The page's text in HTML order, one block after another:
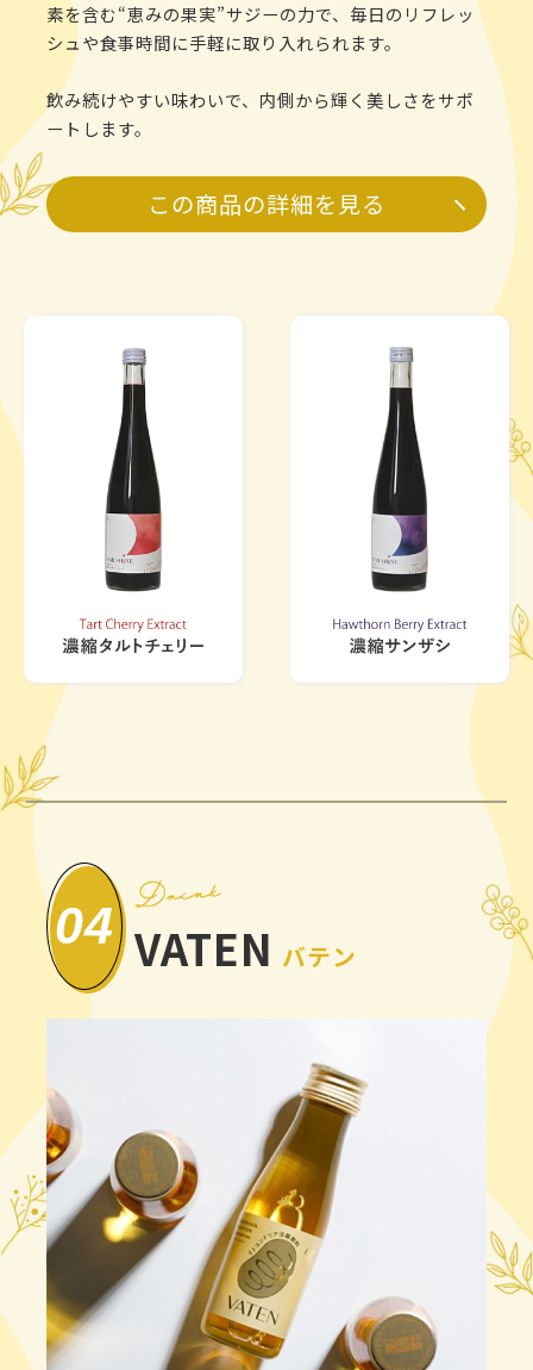
素を含む“恵みの果実”サジーの力で、毎日のリフレッ
シュや食事時間に手軽に取り入れられます。
飲み続けやすい味わいで、内側から輝く美しさをサポ
ートします。
この商品の詳細を見る
04 VATEN バテン